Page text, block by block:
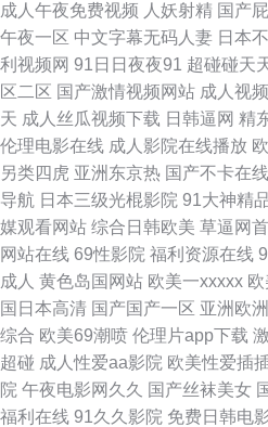
堂色91 俺去也欧洲综合 伊人9988 www
激情视频91 蜜桃视频网在线观看 91在
91被内射 日本不卡久久精品 91网站网址
久人妻网 爱爱网站午夜 www第一久久
韩 国产91在线视频看看 91免费蜜桃 91
新福利AV在线 91精品国自产 91成年成
锋亚洲无码 欧美在线AB视频 日韩旡套
址在线免费观看 影音先锋一啪啪av网
成人午夜免费视频 人妖射精 国产
午夜一区 中文字幕无码人妻 日本
利视频网 91日日夜夜91 超碰碰天
区二区 国产激情视频网站 成人视
天 成人丝瓜视频下载 日韩逼网 精
伦理电影在线 成人影院在线播放
另类四虎 亚洲东京热 国产不卡在线
导航 日本三级光棍影院 91大神精
媒观看网站 综合日韩欧美 草逼网
网站在线 69性影院 福利资源在线
成人 黄色岛国网站 欧美一xxxxx
国日本高清 国产国产一区 亚洲欧
综合 欧美69潮喷 伦理片app下载
超碰 成人性爱aa影院 欧美性爱插
院 午夜电影网久久 国产丝袜美女
福利在线 91久久影院 免费日韩电